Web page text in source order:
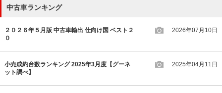
中古車ランキング
２０２６年５月版 中古車輸出 仕向け国 ベスト２
０
2026年07月10日
小売成約台数ランキング 2025年3月度【グーネ
ット調べ】
2025年04月11日